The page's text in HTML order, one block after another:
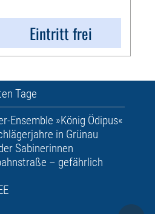
Eintritt frei
Tage
Ensemble »König Ödipus«
in Grünau
Sabinerinnen
– gefährlich